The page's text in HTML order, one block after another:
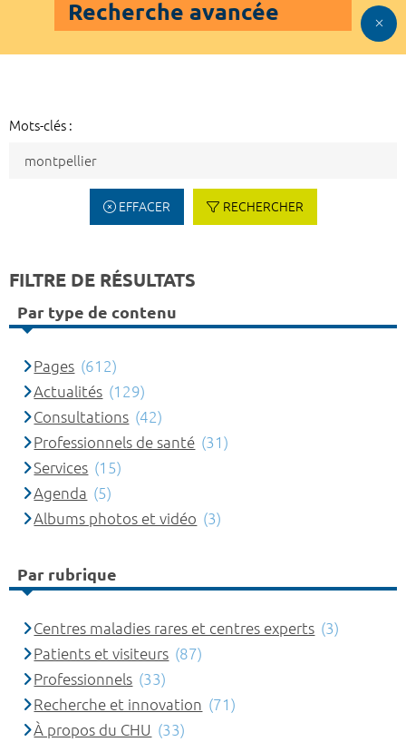
Recherche avancée
Mots-clés :
EFFACER RECHERCHER
FILTRE DE RÉSULTATS
Par type de contenu
Pages (612)
Actualités (129)
Consultations (42)
Professionnels de santé (31)
Services (15)
Agenda (5)
Albums photos et vidéo (3)
Par rubrique
Centres maladies rares et centres experts (3)
Patients et visiteurs (87)
Professionnels (33)
Recherche et innovation (71)
À propos du CHU (33)